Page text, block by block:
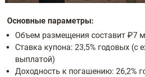
Основные параметры:
Объем размещения составит ₽7
Ставка купона: 23,5% годовых (с
выплатой)
Доходность к погашению: 26,2%